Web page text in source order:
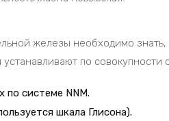
железы необходимо
по совокупности
по системе NNM.
шкала Глисона).